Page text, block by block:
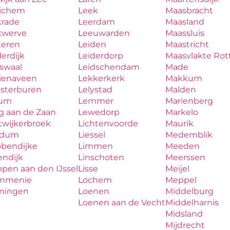
aan de Zaan
aan den IJssel
Leek
Leerdam
Leeuwarden
Leiden
Leiderdorp
Leidschendam
Lekkerkerk
Lelystad
Lemmer
Lewedorp
Lichtenvoorde
Liessel
Limmen
Linschoten
Lisse
Lochem
Loenen
Loenen aan de Vecht
Maasbracht
Maasland
Maassluis
Maastricht
Maasvlakte
Made
Makkum
Malden
Marienberg
Markelo
Maurik
Medemblik
Meeden
Meerssen
Meijel
Meppel
Middelburg
Middelharnis
Midsland
Mijdrecht